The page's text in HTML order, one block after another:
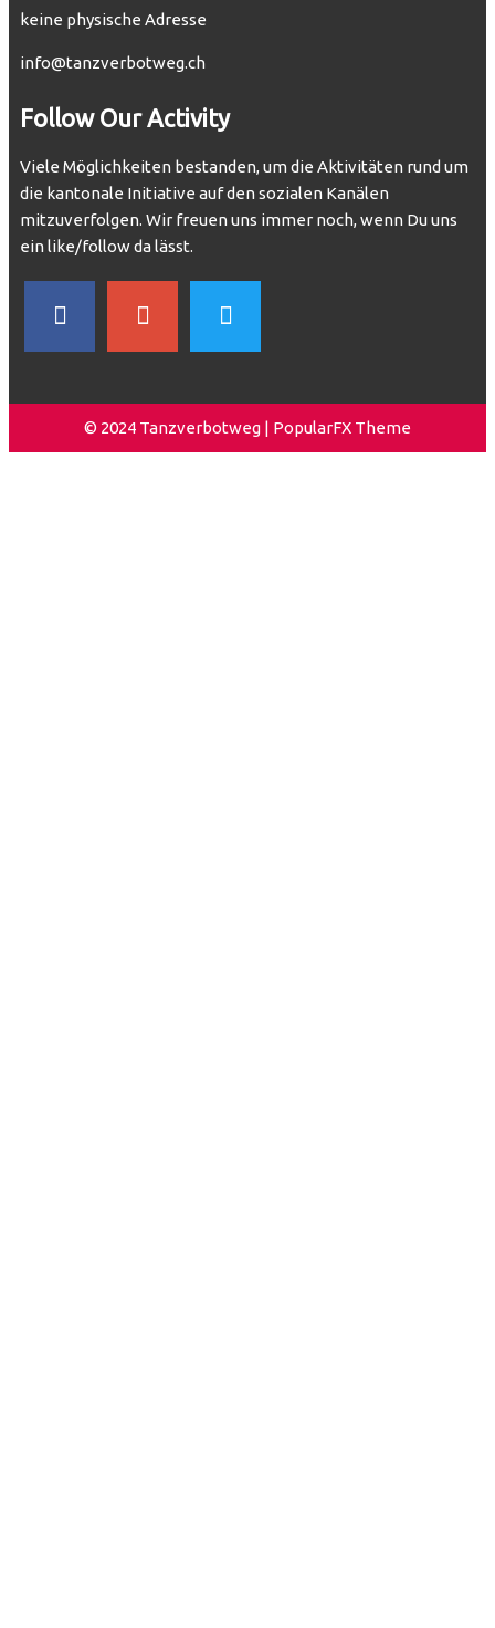
keine physische Adresse
info@tanzverbotweg.ch
Follow Our Activity
Viele Möglichkeiten bestanden, um die Aktivitäten rund um
die kantonale Initiative auf den sozialen Kanälen
mitzuverfolgen. Wir freuen uns immer noch, wenn Du uns
ein like/follow da lässt.
© 2024 Tanzverbotweg | PopularFX Theme